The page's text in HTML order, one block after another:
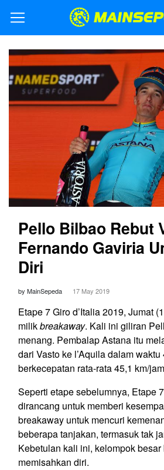
Pello Bilbao Rebut
Fernando Gaviria
Diri
by MainSepeda 17 May 2019
Etape 7 Giro d’Italia 2019, Jumat
milikbreakaway. Kali ini giliran
menang. Pembalap Astana itu
dari Vasto ke l’Aquila dalam
berkecepatan rata-rata 45,1 km/
Seperti etape sebelumnya, Etape
dirancang untuk memberi
breakaway untuk mencuri
beberapa tanjakan, termasuk tak
Kebetulan kali ini, kelompok besar
memisahkan diri.